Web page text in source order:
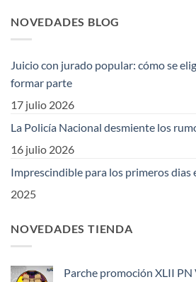
NOVEDADES BLOG
Juicio con jurado popular: cómo se
formar parte
17 julio 2026
La Policía Nacional desmiente los
16 julio 2026
Imprescindible para los primeros dias
2025
NOVEDADES TIENDA
Parche promoción XLII PN